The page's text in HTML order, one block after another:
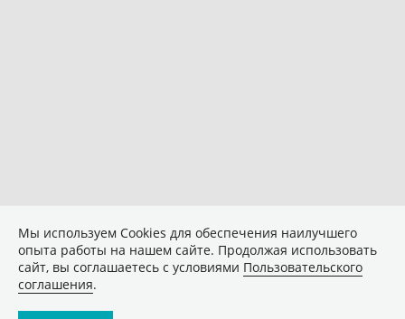
Мы используем Сookies для обеспечения наилучшего
опыта работы на нашем сайте. Продолжая использовать
сайт, вы соглашаетесь с условиями Пользовательского
соглашения.